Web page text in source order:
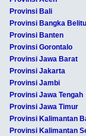
Provinsi Bali
Provinsi Bangka
Provinsi Banten
Provinsi Gorontalo
Provinsi Jawa Barat
Provinsi Jakarta
Provinsi Jambi
Provinsi Jawa Tengah
Provinsi Jawa Timur
Provinsi Kalimantan
Provinsi Kalimantan